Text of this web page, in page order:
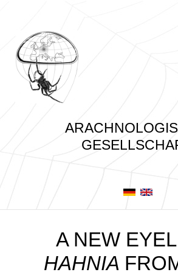
A NEW
HAHNIA